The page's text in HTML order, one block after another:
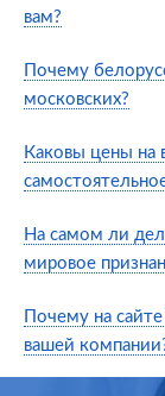
вам?
Почему
московских?
Каковы цены на
На самом ли
мировое
Почему на
вашей